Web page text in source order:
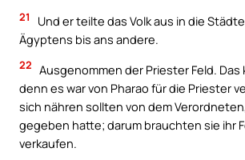
21
Und er teilte das Volk aus in die
Ägyptens bis ans andere.
22 Ausgenommen der Priester Feld.
denn es war von Pharao für die Priester
sich nähren sollten von dem
gegeben hatte; darum brauchten sie ihr
verkaufen.